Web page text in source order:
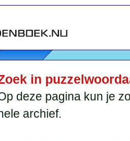
in
deze pagina kun je
archief.